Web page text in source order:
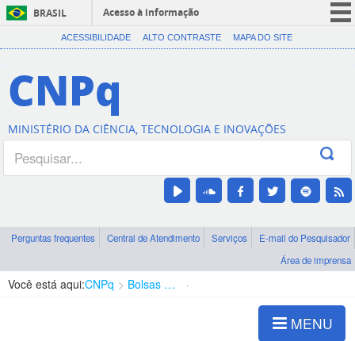
BRASIL
Acesso à informação
CORONAVÍRUS (COVID-19)
Canais
ACESSIBILIDADE ALTO CONTRASTE MAPA DO SITE
CNPq
MINISTÉRIO DA CIÊNCIA, TECNOLOGIA E INOVAÇÕES
Perguntas frequentes Central de Atendimento Serviços
E-mail do Pesquisador
Área de imprensa
Você está aqui:CNPq Bolsas e Auxílios Vigentes
MENU